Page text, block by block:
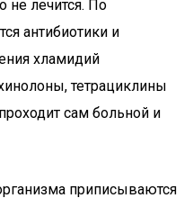
не лечится. По
антибиотики и
хламидий
тетрациклины
сам больной и
приписываются